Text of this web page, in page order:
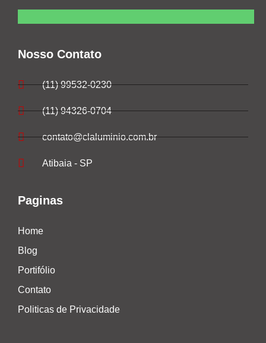
Nosso Contato
(11) 99532-0230
(11) 94326-0704
contato@claluminio.com.br
Atibaia - SP
Paginas
Home
Blog
Portifólio
Contato
Politicas de Privacidade